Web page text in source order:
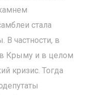
стала
В частности, в
Крыму и в целом
кризис. Тогда